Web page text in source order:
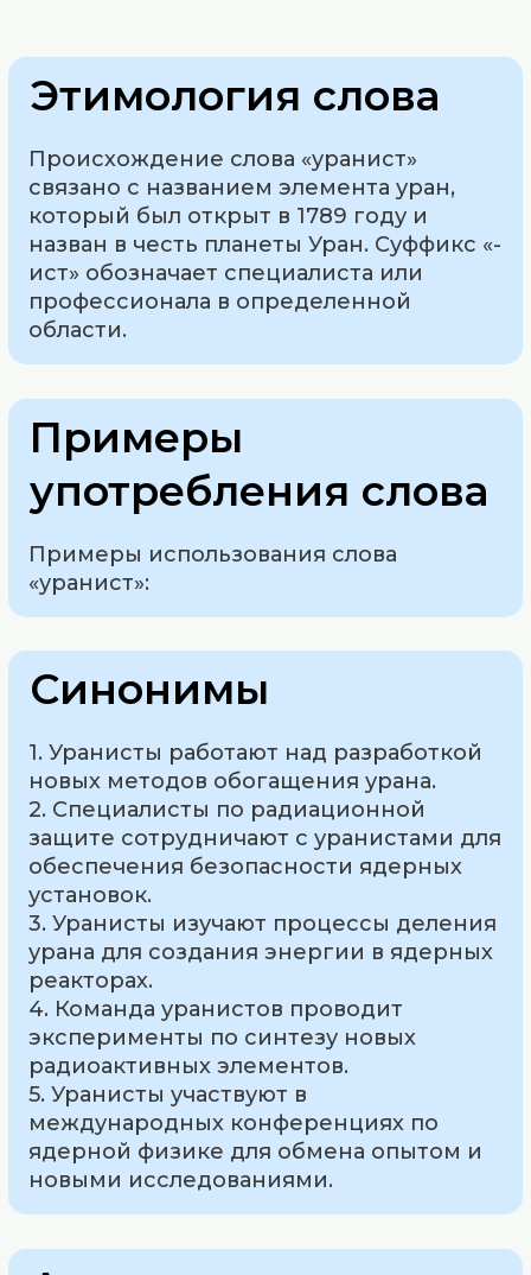
Этимология слова
Происхождение слова «уранист»
связано с названием элемента уран,
который был открыт в 1789 году и
назван в честь планеты Уран. Суффикс «-
ист» обозначает специалиста или
профессионала в определенной
области.
Примеры
употребления слова
Примеры использования слова
«уранист»:
Синонимы
1. Уранисты работают над разработкой
новых методов обогащения урана.
2. Специалисты по радиационной
защите сотрудничают с уранистами для
обеспечения безопасности ядерных
установок.
3. Уранисты изучают процессы деления
урана для создания энергии в ядерных
реакторах.
4. Команда уранистов проводит
эксперименты по синтезу новых
радиоактивных элементов.
5. Уранисты участвуют в
международных конференциях по
ядерной физике для обмена опытом и
новыми исследованиями.